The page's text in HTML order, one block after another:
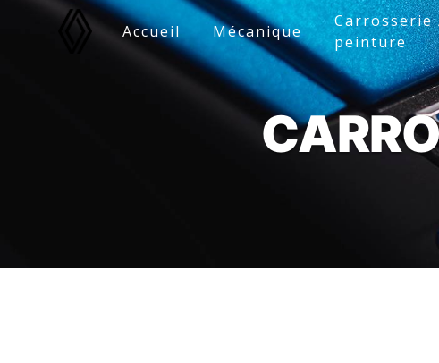
Panneau de gestion des cookies
Accueil Mécanique
Carrosserie
peinture